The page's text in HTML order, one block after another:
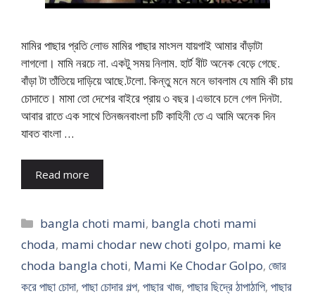
মামির পাছার প্রতি লোভ মামির পাছার মাংসল যায়গাই আমার বাঁড়াটা
লাগলো। মামি নরচে না. একটু সময় নিলাম. হার্ট বীট অনেক বেড়ে গেছে.
বাঁড়া টা তাঁতিয়ে দাড়িয়ে আছে.টলো. কিন্তু মনে মনে ভাবলাম যে মামি কী চায়
চোদাতে। মামা তো দেশের বাইরে প্রায় ৩ বছর।এভাবে চলে গেল দিনটা.
আবার রাতে এক সাথে তিনজনবাংলা চটি কাহিনী তে এ আমি অনেক দিন
যাবত বাংলা …
Read more
Categories
bangla choti mami, bangla choti mami
choda, mami chodar new choti golpo, mami ke
choda bangla choti, Mami Ke Chodar Golpo, জোর
করে পাছা চোদা, পাছা চোদার গল্প, পাছার খাজ, পাছার ছিদ্রে ঠাপাঠাপি, পাছার